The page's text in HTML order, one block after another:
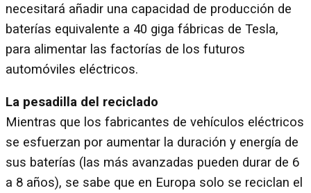
necesitará añadir una capacidad de producción de
baterías equivalente a 40 giga fábricas de Tesla,
para alimentar las factorías de los futuros
automóviles eléctricos.
La pesadilla del reciclado
Mientras que los fabricantes de vehículos eléctricos
se esfuerzan por aumentar la duración y energía de
sus baterías (las más avanzadas pueden durar de 6
a 8 años), se sabe que en Europa solo se reciclan el